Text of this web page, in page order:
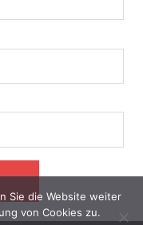
Sie die Website weiter
von Cookies zu.